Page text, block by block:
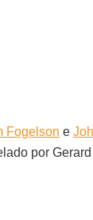
Fogelson e
por